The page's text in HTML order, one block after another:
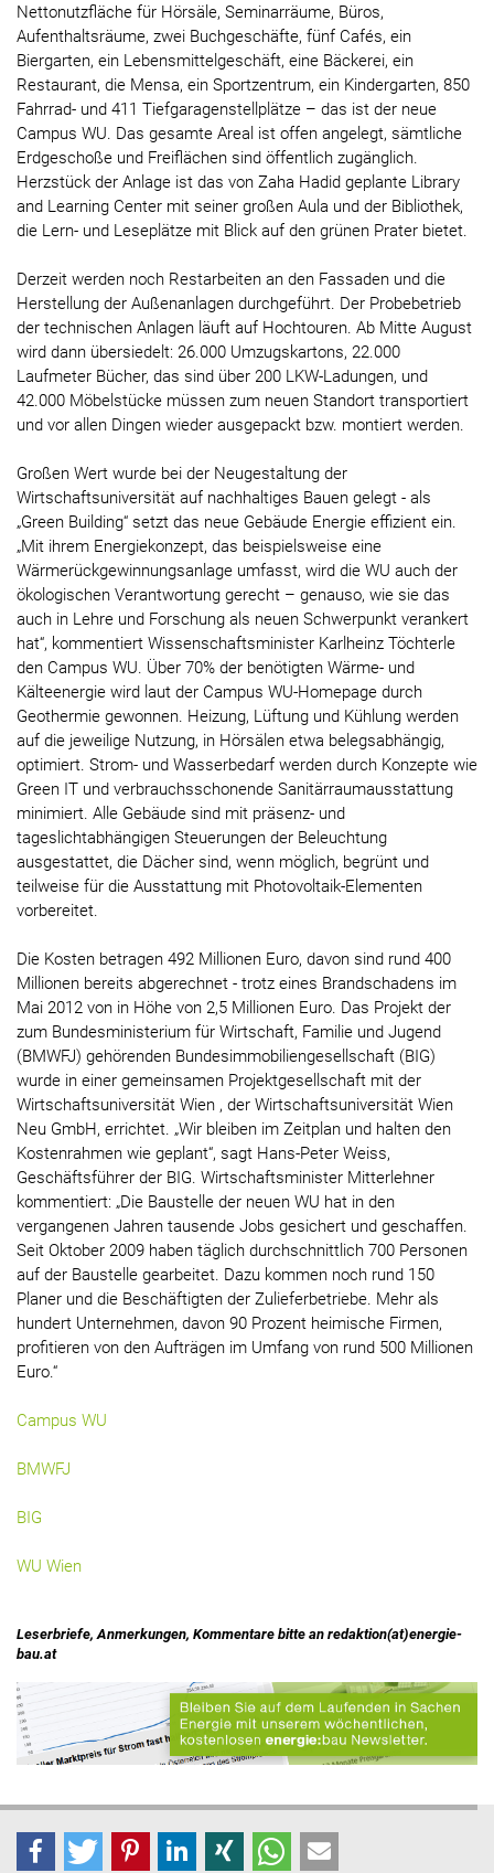
Nettonutzfläche für Hörsäle, Seminarräume, Büros,
Aufenthaltsräume, zwei Buchgeschäfte, fünf Cafés, ein
Biergarten, ein Lebensmittelgeschäft, eine Bäckerei, ein
Restaurant, die Mensa, ein Sportzentrum, ein Kindergarten, 850
Fahrrad- und 411 Tiefgaragenstellplätze – das ist der neue
Campus WU. Das gesamte Areal ist offen angelegt, sämtliche
Erdgeschoße und Freiflächen sind öffentlich zugänglich.
Herzstück der Anlage ist das von Zaha Hadid geplante Library
and Learning Center mit seiner großen Aula und der Bibliothek,
die Lern- und Leseplätze mit Blick auf den grünen Prater bietet.
Derzeit werden noch Restarbeiten an den Fassaden und die
Herstellung der Außenanlagen durchgeführt. Der Probebetrieb
der technischen Anlagen läuft auf Hochtouren. Ab Mitte August
wird dann übersiedelt: 26.000 Umzugskartons, 22.000
Laufmeter Bücher, das sind über 200 LKW-Ladungen, und
42.000 Möbelstücke müssen zum neuen Standort transportiert
und vor allen Dingen wieder ausgepackt bzw. montiert werden.
Großen Wert wurde bei der Neugestaltung der
Wirtschaftsuniversität auf nachhaltiges Bauen gelegt - als
„Green Building“ setzt das neue Gebäude Energie effizient ein.
„Mit ihrem Energiekonzept, das beispielsweise eine
Wärmerückgewinnungsanlage umfasst, wird die WU auch der
ökologischen Verantwortung gerecht – genauso, wie sie das
auch in Lehre und Forschung als neuen Schwerpunkt verankert
hat“, kommentiert Wissenschaftsminister Karlheinz Töchterle
den Campus WU. Über 70% der benötigten Wärme- und
Kälteenergie wird laut der Campus WU-Homepage durch
Geothermie gewonnen. Heizung, Lüftung und Kühlung werden
auf die jeweilige Nutzung, in Hörsälen etwa belegsabhängig,
optimiert. Strom- und Wasserbedarf werden durch Konzepte wie
Green IT und verbrauchsschonende Sanitärraumausstattung
minimiert. Alle Gebäude sind mit präsenz- und
tageslichtabhängigen Steuerungen der Beleuchtung
ausgestattet, die Dächer sind, wenn möglich, begrünt und
teilweise für die Ausstattung mit Photovoltaik-Elementen
vorbereitet.
Die Kosten betragen 492 Millionen Euro, davon sind rund 400
Millionen bereits abgerechnet - trotz eines Brandschadens im
Mai 2012 von in Höhe von 2,5 Millionen Euro. Das Projekt der
zum Bundesministerium für Wirtschaft, Familie und Jugend
(BMWFJ) gehörenden Bundesimmobiliengesellschaft (BIG)
wurde in einer gemeinsamen Projektgesellschaft mit der
Wirtschaftsuniversität Wien , der Wirtschaftsuniversität Wien
Neu GmbH, errichtet. „Wir bleiben im Zeitplan und halten den
Kostenrahmen wie geplant“, sagt Hans-Peter Weiss,
Geschäftsführer der BIG. Wirtschaftsminister Mitterlehner
kommentiert: „Die Baustelle der neuen WU hat in den
vergangenen Jahren tausende Jobs gesichert und geschaffen.
Seit Oktober 2009 haben täglich durchschnittlich 700 Personen
auf der Baustelle gearbeitet. Dazu kommen noch rund 150
Planer und die Beschäftigten der Zulieferbetriebe. Mehr als
hundert Unternehmen, davon 90 Prozent heimische Firmen,
profitieren von den Aufträgen im Umfang von rund 500 Millionen
Euro.“
Campus WU
BMWFJ
BIG
WU Wien
Leserbriefe, Anmerkungen, Kommentare bitte an redaktion(at)energie-
bau.at